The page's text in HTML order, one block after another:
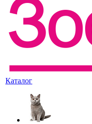
Каталог